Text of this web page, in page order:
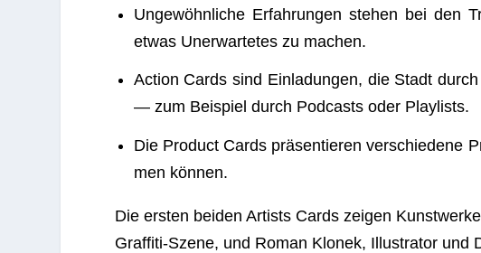
Unge­wöhn­li­che Erfah­run­gen ste­hen bei den
etwas Uner­war­te­tes zu machen.
Action Cards sind Ein­la­dun­gen, die Stadt
— zum Bei­spiel durch Pod­casts oder Playlists.
Die Pro­duct Cards prä­sen­tie­ren ver­schie­dene
men können.
Die ers­ten bei­den Artists Cards zei­gen
Graf­fiti-Szene, und Roman Klo­nek, Illus­tra­tor und